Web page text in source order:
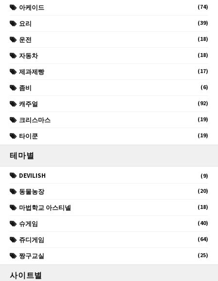
아케이드 (74)
요리 (39)
운전 (18)
자동차 (18)
제과제빵 (17)
좀비 (6)
캐주얼 (92)
크리스마스 (19)
타이쿤 (19)
테마별
DEVILISH (9)
동물농장 (20)
마법학교 아스티넬 (18)
슈게임 (40)
쥬디게임 (64)
짱구교실 (25)
사이트별